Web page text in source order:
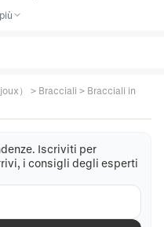
） > Bracciali > Bracciali in
Iscriviti per
i consigli degli esperti